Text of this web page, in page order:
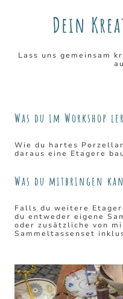
Dein
Lass uns gemeinsam
Was du im Workshop
Wie du hartes
daraus eine Etagere
Was du mitbringen
Falls du weitere
du entweder eigene
oder zusätzliche von
Sammeltassenset